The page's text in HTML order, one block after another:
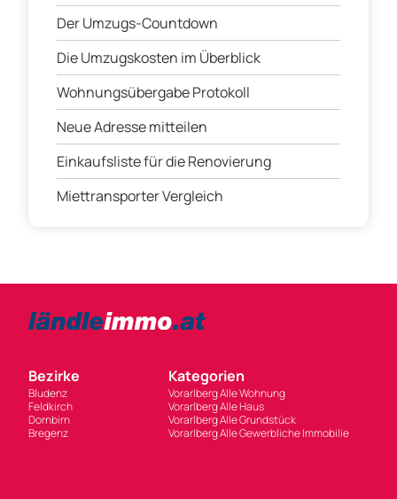
Der Umzugs-Countdown
Die Umzugskosten im Überblick
Wohnungsübergabe Protokoll
Neue Adresse mitteilen
Einkaufsliste für die Renovierung
Miettransporter Vergleich
Bezirke
Bludenz
Feldkirch
Dornbirn
Bregenz
Kategorien
Vorarlberg Alle Wohnung
Vorarlberg Alle Haus
Vorarlberg Alle Grundstück
Vorarlberg Alle Gewerbliche Immobilie